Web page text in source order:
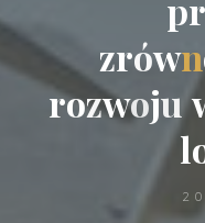
pr
zrówn
rozwoju
l